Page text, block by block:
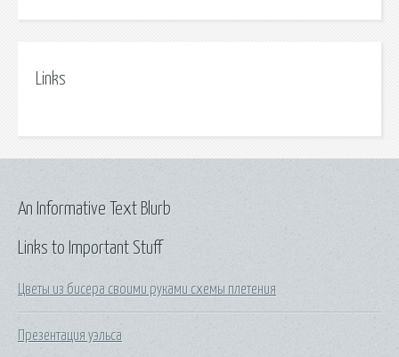
Links
Links to Important Stuff
Цветы из бисера своими руками схемы плетения
Презентация уэльса
An Informative Text Blurb